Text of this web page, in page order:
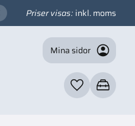
Priser visas inkl. moms
Mina sidor
Favoriter
Kundvagn